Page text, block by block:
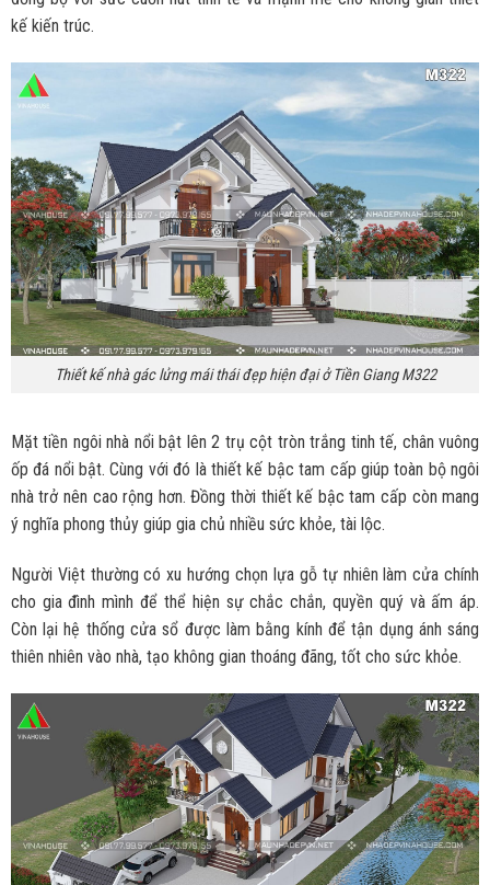
kế kiến trúc.
Thiết kế nhà gác lửng mái thái đẹp hiện đại ở Tiền Giang M322
Mặt tiền ngôi nhà nổi bật lên 2 trụ cột tròn trắng tinh tế, chân vuông
ốp đá nổi bật. Cùng với đó là thiết kế bậc tam cấp giúp toàn bộ ngôi
nhà trở nên cao rộng hơn. Đồng thời thiết kế bậc tam cấp còn mang
ý nghĩa phong thủy giúp gia chủ nhiều sức khỏe, tài lộc.
Người Việt thường có xu hướng chọn lựa gỗ tự nhiên làm cửa chính
cho gia đình mình để thể hiện sự chắc chắn, quyền quý và ấm áp.
Còn lại hệ thống cửa sổ được làm bằng kính để tận dụng ánh sáng
thiên nhiên vào nhà, tạo không gian thoáng đãng, tốt cho sức khỏe.